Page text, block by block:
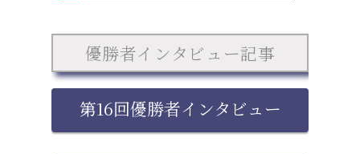
優勝者インタビュー記事
第16回優勝者インタビュー